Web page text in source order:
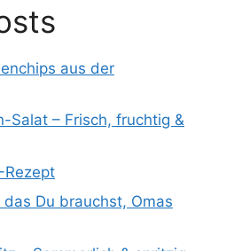
aus der
Salat – Frisch, fruchtig &
Rezept
Du brauchst, Omas